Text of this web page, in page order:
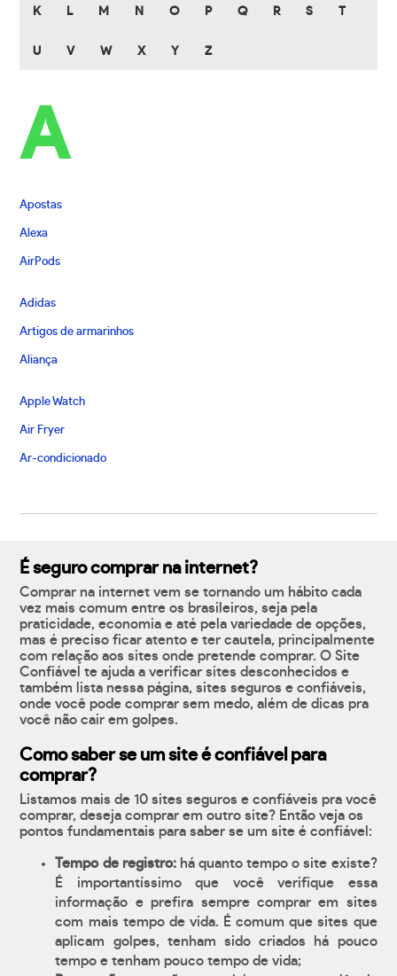
K L M N O P Q R S T
U V W X Y Z
A
Apostas
Alexa
AirPods
Adidas
Artigos de armarinhos
Aliança
Apple Watch
Air Fryer
Ar-condicionado
É seguro comprar na internet?
Comprar na internet vem se tornando um hábito cada
vez mais comum entre os brasileiros, seja pela
praticidade, economia e até pela variedade de opções,
mas é preciso ficar atento e ter cautela, principalmente
com relação aos sites onde pretende comprar. O Site
Confiável te ajuda a verificar sites desconhecidos e
também lista nessa página, sites seguros e confiáveis,
onde você pode comprar sem medo, além de dicas pra
você não cair em golpes.
Como saber se um site é confiável para
comprar?
Listamos mais de 10 sites seguros e confiáveis pra você
comprar, deseja comprar em outro site? Então veja os
pontos fundamentais para saber se um site é confiável:
Tempo de registro:há quanto tempo o site existe?
É importantíssimo que você verifique essa
informação e prefira sempre comprar em sites
com mais tempo de vida. É comum que sites que
aplicam golpes, tenham sido criados há pouco
tempo e tenham pouco tempo de vida;